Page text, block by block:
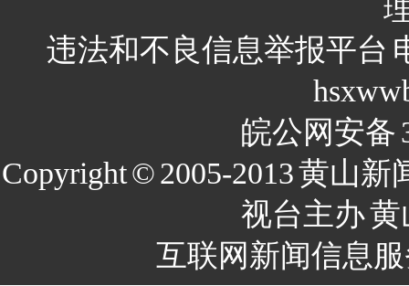
违法和不良信息举报平台
皖公网安备
Copyright©2005-2013黄山新
视台主办黄
互联网新闻信息